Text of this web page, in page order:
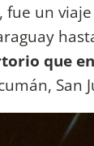
, fue un
que
San